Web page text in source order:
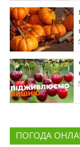
ПОГОДА